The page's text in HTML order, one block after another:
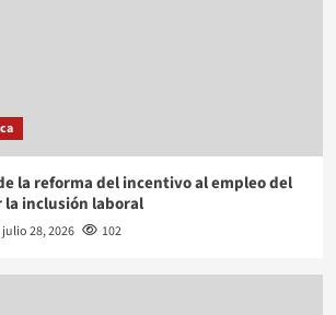
la reforma del incentivo al empleo del
la inclusión laboral
julio 28, 2026 102